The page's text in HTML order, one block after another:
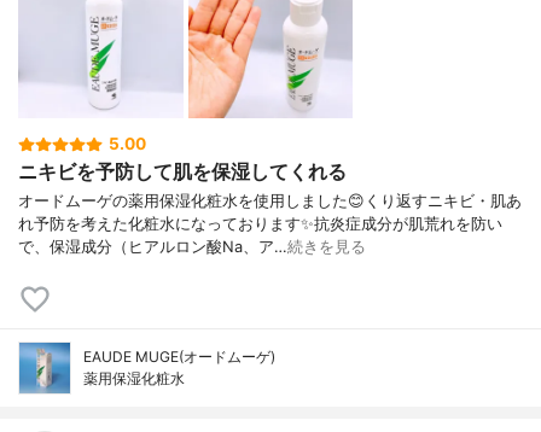
5.00
ニキビを予防して肌を保湿してくれる
オードムーゲの薬用保湿化粧水を使用しました😊くり返すニキビ・肌あ
れ予防を考えた化粧水になっております✨抗炎症成分が肌荒れを防い
で、保湿成分（ヒアルロン酸Na、ア…続きを見る
EAUDE MUGE(オードムーゲ)
薬用保湿化粧水